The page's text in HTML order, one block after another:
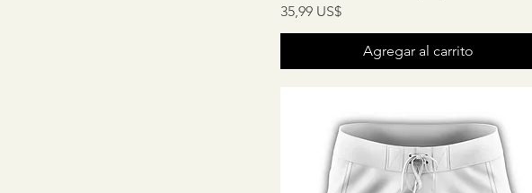
Precio
35,99 US$
Agregar al carrito